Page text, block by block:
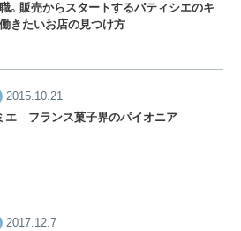
。販売からスタートするパティシエのキ
きたいお店の見つけ方
2015.10.21
エ フランス菓子界のパイオニア
2017.12.7